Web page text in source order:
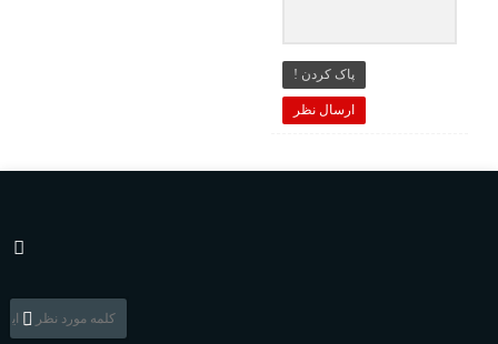
ارسال نظر
پاک کردن !